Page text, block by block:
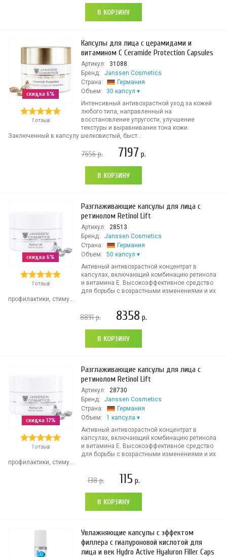
В КОРЗИНУ
скидка 6%
1 отзыв
Капсулы для лица с церамидами и
витамином С Ceramide Protection Capsules
Артикул:
31088
Бренд:
Janssen Cosmetics
Страна:
Германия
Объем:
30 капсул
Интенсивный антивозрастной уход за кожей
любого типа, направленный на
восстановление упругости, улучшение
текстуры и выравнивание тона кожи.
Заключенный в капсулу шелковистый, быст...
7656р. 7197 р.
В КОРЗИНУ
скидка 6%
1 отзыв
Разглаживающие капсулы для лица с
ретинолом Retinol Lift
Артикул:
28513
Бренд:
Janssen Cosmetics
Страна:
Германия
Объем:
50 капсул
Активный антивозрастной концентрат в
капсулах, включающий комбинацию ретинола
и витамина E. Высокоэффективное средство
для борьбы с возрастными изменениями и их
профилактики, стиму...
8891р. 8358 р.
В КОРЗИНУ
скидка 17%
1 отзыв
Разглаживающие капсулы для лица с
ретинолом Retinol Lift
Артикул:
28730
Бренд:
Janssen Cosmetics
Страна:
Германия
Объем:
1 капсула
Активный антивозрастной концентрат в
капсулах, включающий комбинацию ретинола
и витамина E. Высокоэффективное средство
для борьбы с возрастными изменениями и их
профилактики, стиму...
138р. 115 р.
В КОРЗИНУ
Увлажняющие капсулы с эффектом
филлера с гиалуроновой кислотой для
лица и век Hydro Active Hyaluron Filler Caps